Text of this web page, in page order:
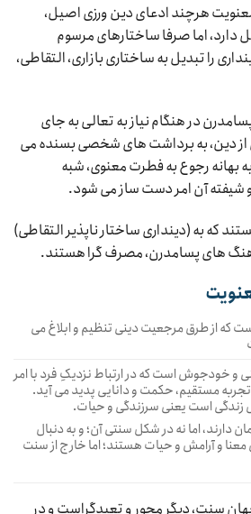
هرچند ادعای دین ورزی اصیل،
دارد، اما صرفا ساختارهای مرسوم
را تبدیل به ساختاری بازاری، التقاطی،
در هنگام نیاز به تعالی به جای
از دین، به برداشت های شخصی بسنده می
بهانه رجوع به فطرت معنوی، شبه
شیفته آن امر دست ساز می شود.
که به (دینداری ساختار ناپذیر التقاطی)
های پسامدرن، مصرف گرا هستند.
که از طرق مرجعیت دینی تنظیم و ابلاغ می
و خودجوش است که در ارتباط نزدیکِ فرد با امر
مستقیم، حکمت و دانایی پدید می آید.
زندگی است یعنی سرزندگی و حیات.
دارند، اما نه در شکل سنتی آن؛ و به دنبال
و آرامش و حیات هستند؛ اما خارج از سنت
سنت، دیگر محور و تعبدگراست و در